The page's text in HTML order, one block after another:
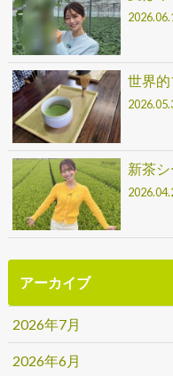
世界
新茶シ
アーカイブ
2026年7月
2026年6月